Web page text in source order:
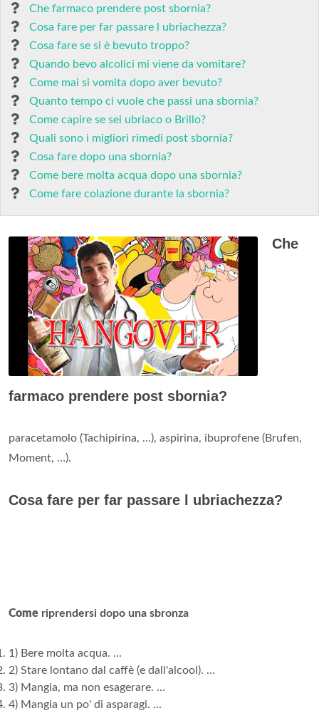
Che farmaco prendere post sbornia?
Cosa fare per far passare l ubriachezza?
Cosa fare se si è bevuto troppo?
Quando bevo alcolici mi viene da vomitare?
Come mai si vomita dopo aver bevuto?
Quanto tempo ci vuole che passi una sbornia?
Come capire se sei ubriaco o Brillo?
Quali sono i migliori rimedi post sbornia?
Cosa fare dopo una sbornia?
Come bere molta acqua dopo una sbornia?
Come fare colazione durante la sbornia?
Che
farmaco prendere post sbornia?
paracetamolo (Tachipirina, …), aspirina, ibuprofene (Brufen,
Moment, …).
Cosa fare per far passare l ubriachezza?
Come riprendersi dopo una sbronza
1) Bere molta acqua. ...
2) Stare lontano dal caffè (e dall'alcool). ...
3) Mangia, ma non esagerare. ...
4) Mangia un po' di asparagi. ...